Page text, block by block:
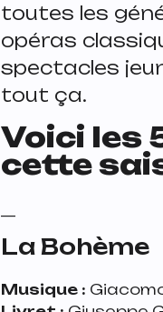
toutes les
opéras
spectacles
tout ça.
Voici les
cette
La Bohème
Musique :